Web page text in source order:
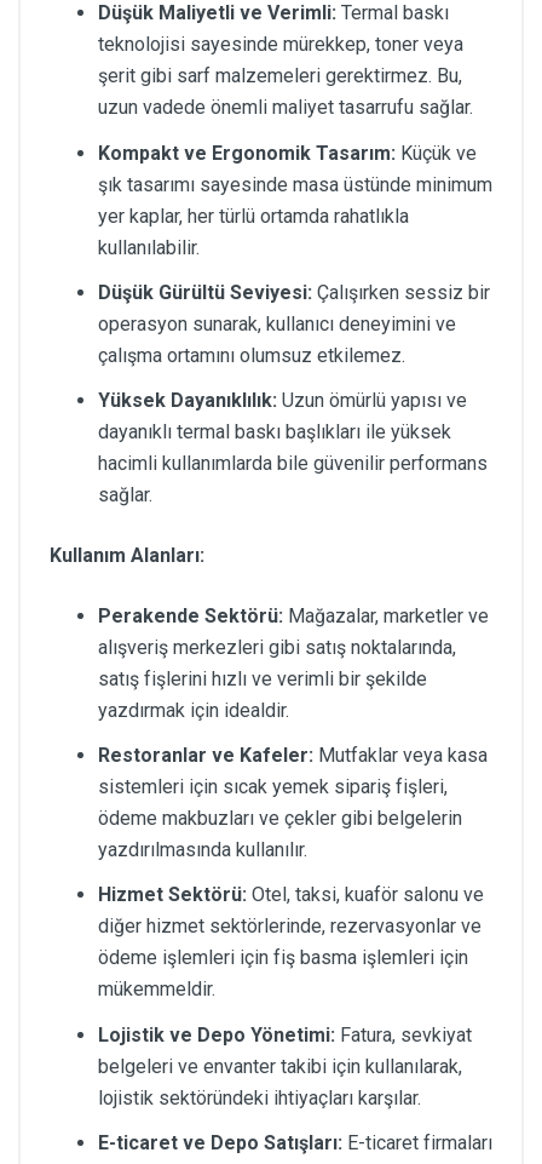
Düşük Maliyetli ve Verimli: Termal baskı
teknolojisi sayesinde mürekkep, toner veya
şerit gibi sarf malzemeleri gerektirmez. Bu,
uzun vadede önemli maliyet tasarrufu sağlar.
Kompakt ve Ergonomik Tasarım: Küçük ve
şık tasarımı sayesinde masa üstünde minimum
yer kaplar, her türlü ortamda rahatlıkla
kullanılabilir.
Düşük Gürültü Seviyesi: Çalışırken sessiz bir
operasyon sunarak, kullanıcı deneyimini ve
çalışma ortamını olumsuz etkilemez.
Yüksek Dayanıklılık: Uzun ömürlü yapısı ve
dayanıklı termal baskı başlıkları ile yüksek
hacimli kullanımlarda bile güvenilir performans
sağlar.
Kullanım Alanları:
Perakende Sektörü: Mağazalar, marketler ve
alışveriş merkezleri gibi satış noktalarında,
satış fişlerini hızlı ve verimli bir şekilde
yazdırmak için idealdir.
Restoranlar ve Kafeler: Mutfaklar veya kasa
sistemleri için sıcak yemek sipariş fişleri,
ödeme makbuzları ve çekler gibi belgelerin
yazdırılmasında kullanılır.
Hizmet Sektörü: Otel, taksi, kuaför salonu ve
diğer hizmet sektörlerinde, rezervasyonlar ve
ödeme işlemleri için fiş basma işlemleri için
mükemmeldir.
Lojistik ve Depo Yönetimi: Fatura, sevkiyat
belgeleri ve envanter takibi için kullanılarak,
lojistik sektöründeki ihtiyaçları karşılar.
E-ticaret ve Depo Satışları: E-ticaret firmaları